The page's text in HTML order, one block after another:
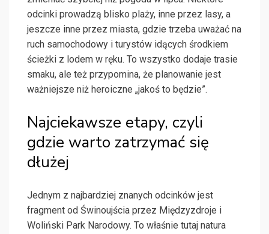
odcinki prowadzą blisko plaży, inne przez lasy, a
jeszcze inne przez miasta, gdzie trzeba uważać na
ruch samochodowy i turystów idących środkiem
ścieżki z lodem w ręku. To wszystko dodaje trasie
smaku, ale też przypomina, że planowanie jest
ważniejsze niż heroiczne „jakoś to będzie”.
Najciekawsze etapy, czyli
gdzie warto zatrzymać się
dłużej
Jednym z najbardziej znanych odcinków jest
fragment od Świnoujścia przez Międzyzdroje i
Woliński Park Narodowy. To właśnie tutaj natura